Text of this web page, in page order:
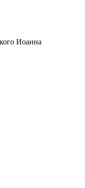
Иоанна